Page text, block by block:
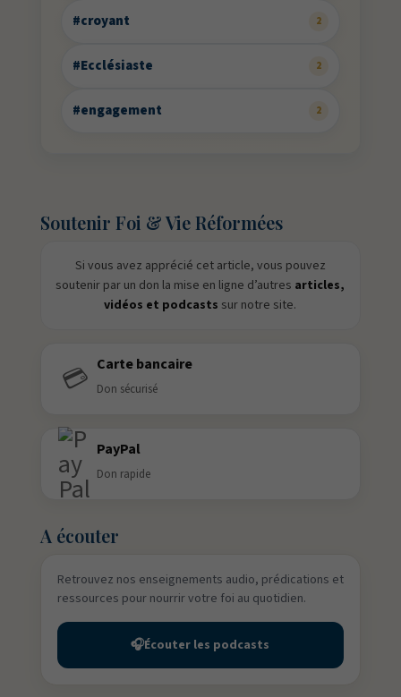
#croyant 2
#Ecclésiaste 2
#engagement 2
Soutenir Foi & Vie Réformées
Si vous avez apprécié cet article, vous pouvez
soutenir par un don la mise en ligne d’autres articles,
vidéos et podcasts sur notre site.
💳 Carte bancaire
Don sécurisé
PayPal
Don rapide
A écouter
Retrouvez nos enseignements audio, prédications et
ressources pour nourrir votre foi au quotidien.
🎧Écouter les podcasts